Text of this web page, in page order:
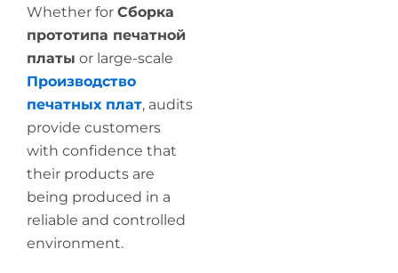
Whether for Сборка
прототипа печатной
платы or large-scale
Производство
печатных плат, audits
provide customers
with confidence that
their products are
being produced in a
reliable and controlled
environment.